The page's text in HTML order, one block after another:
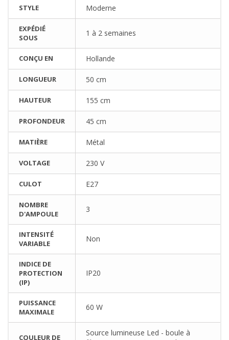
STYLE Moderne
EXPÉDIÉ
SOUS
1 à 2 semaines
CONÇU EN Hollande
LONGUEUR 50 cm
HAUTEUR 155 cm
PROFONDEUR 45 cm
MATIÈRE Métal
VOLTAGE 230 V
CULOT E27
NOMBRE
D'AMPOULE
3
INTENSITÉ
VARIABLE
Non
INDICE DE
PROTECTION
(IP)
IP20
PUISSANCE
MAXIMALE
60 W
COULEUR DE
Source lumineuse Led - boule à